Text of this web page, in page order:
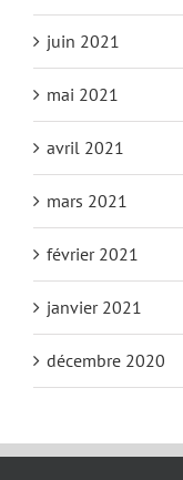
juin 2021
mai 2021
avril 2021
mars 2021
février 2021
janvier 2021
décembre 2020